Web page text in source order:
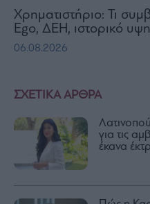
ΣΧΕΤΙΚΑ ΑΡΘΡΑ
για τις
έκανα
Χρηματιστήριο: Τι
Ego, ΔΕΗ, ιστορικό
06.08.2026